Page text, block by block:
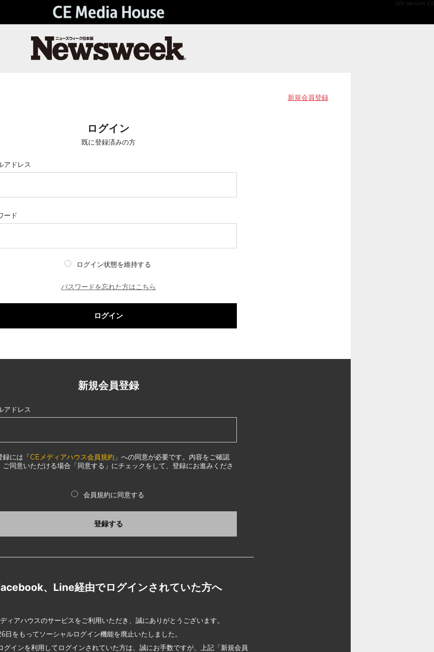
API Version 2.0
新規会員登録
ログイン
既に登録済みの方
アドレス
ード
ログイン状態を維持する
パスワードを忘れた方はこちら
ログイン
新規会員登録
アドレス
録には「CEメディアハウス会員規約 」への同意が必要です。内容をご確認
ご同意いただける場合「同意する」にチェックをして、登録にお進みくださ
会員規約に同意する
登録する
、Line経由でログインされていた方へ
ィアハウスのサービスをご利用いただき、誠にありがとうございます。
日をもってソーシャルログイン機能を廃止いたしました。
グインを利用してログインされていた方は、誠にお手数ですが、上記「新規会員